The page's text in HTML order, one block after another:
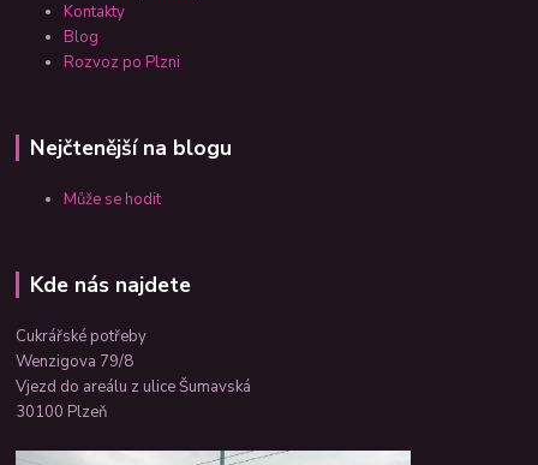
Kontakty
Blog
Rozvoz po Plzni
Nejčtenější na blogu
Může se hodit
Kde nás najdete
Cukrářské potřeby
Wenzigova 79/8
Vjezd do areálu z ulice Šumavská
30100 Plzeň